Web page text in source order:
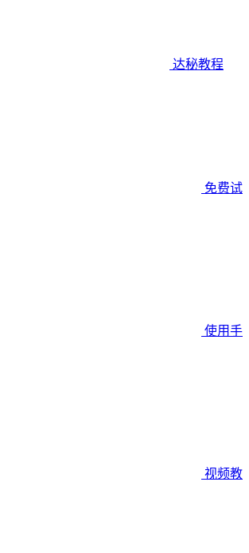
达秘教程
免费试
使用手
视频教